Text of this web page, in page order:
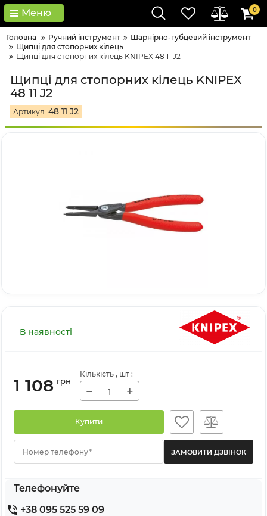
Меню 0
Головна Ручний інструмент
Шарнірно-губцевий інструмент
Щипці для стопорних кілець
Щипці для стопорних кілець KNIPEX 48 11 J2
Щипці для стопорних кілець KNIPEX
48 11 J2
Артикул: 48 11 J2
В наявності
1 108 грн
Кількість , шт :
− +
Купити
Номер телефону*
Телефонуйте
+38 095 525 59 09